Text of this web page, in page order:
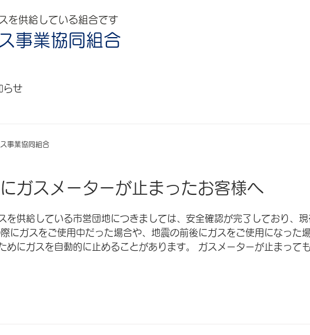
を供給している組合です
事業協同組合
らせ
ガスメーターが止まったお客様へ
を供給している市営団地につきましては、安全確認が完了しており、
にガスをご使用中だった場合や、地震の前後にガスをご使用になった
めにガスを自動的に止めることがあります。 ガスメーターが止まって
事業協同組合